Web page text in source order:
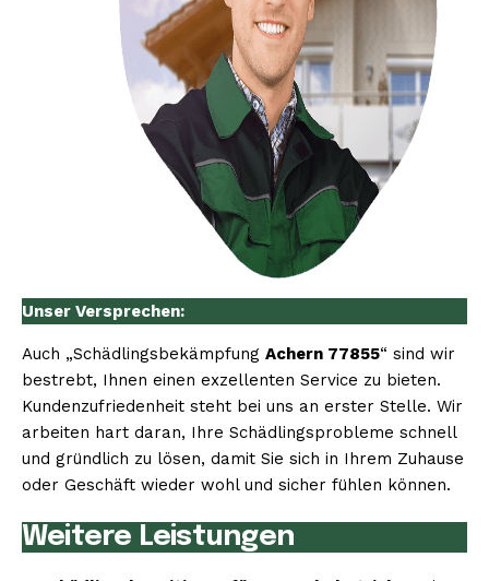
Unser Versprechen:
Auch „Schädlingsbekämpfung Achern 77855“ sind wir
bestrebt, Ihnen einen exzellenten Service zu bieten.
Kundenzufriedenheit steht bei uns an erster Stelle. Wir
arbeiten hart daran, Ihre Schädlingsprobleme schnell
und gründlich zu lösen, damit Sie sich in Ihrem Zuhause
oder Geschäft wieder wohl und sicher fühlen können.
Weitere Leistungen